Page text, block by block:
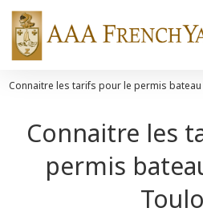
Connaitre les tarifs pour le permis
Connaitre les
permis
Panneau de gestion des cookies